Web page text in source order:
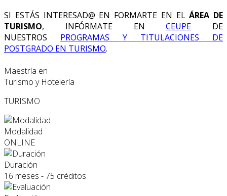
SI ESTÁS INTERESAD@ EN FORMARTE EN ELÁREA DE
TURISMO, INFÓRMATE ENCEUPE DE
NUESTROS PROGRAMAS Y TITULACIONES DE
POSTGRADO EN TURISMO.
Maestría en
Turismo y Hotelería
TURISMO
Modalidad
ONLINE
Duración
16 meses - 75 créditos